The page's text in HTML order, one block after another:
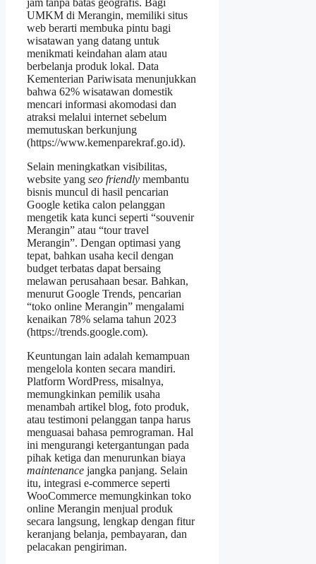
jam tanpa batas geografis. Bagi
UMKM di Merangin, memiliki situs
web berarti membuka pintu bagi
wisatawan yang datang untuk
menikmati keindahan alam atau
berbelanja produk lokal. Data
Kementerian Pariwisata menunjukkan
bahwa 62% wisatawan domestik
mencari informasi akomodasi dan
atraksi melalui internet sebelum
memutuskan berkunjung
(https://www.kemenparekraf.go.id).
Selain meningkatkan visibilitas,
website yang seo friendly membantu
bisnis muncul di hasil pencarian
Google ketika calon pelanggan
mengetik kata kunci seperti “souvenir
Merangin” atau “tour travel
Merangin”. Dengan optimasi yang
tepat, bahkan usaha kecil dengan
budget terbatas dapat bersaing
melawan perusahaan besar. Bahkan,
menurut Google Trends, pencarian
“toko online Merangin” mengalami
kenaikan 78% selama tahun 2023
(https://trends.google.com).
Keuntungan lain adalah kemampuan
mengelola konten secara mandiri.
Platform WordPress, misalnya,
memungkinkan pemilik usaha
menambah artikel blog, foto produk,
atau testimoni pelanggan tanpa harus
menguasai bahasa pemrograman. Hal
ini mengurangi ketergantungan pada
pihak ketiga dan menurunkan biaya
maintenance jangka panjang. Selain
itu, integrasi e‑commerce seperti
WooCommerce memungkinkan toko
online Merangin menjual produk
secara langsung, lengkap dengan fitur
keranjang belanja, pembayaran, dan
pelacakan pengiriman.